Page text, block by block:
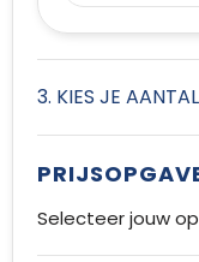
3. KIES JE AANTAL
Selecteer jouw